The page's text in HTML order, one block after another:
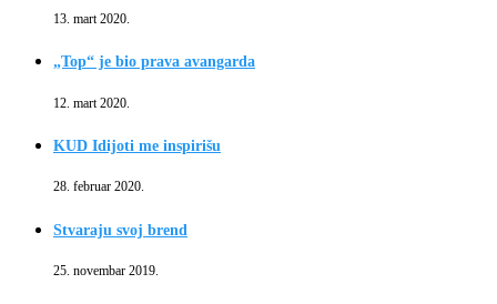
13. mart 2020.
„Top“ je bio prava avangarda
12. mart 2020.
KUD Idijoti me inspirišu
28. februar 2020.
Stvaraju svoj brend
25. novembar 2019.